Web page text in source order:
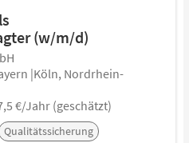
(w/m/d)
|Köln, Nordrhein-
€/Jahr (geschätzt)
Qualitätssicherung